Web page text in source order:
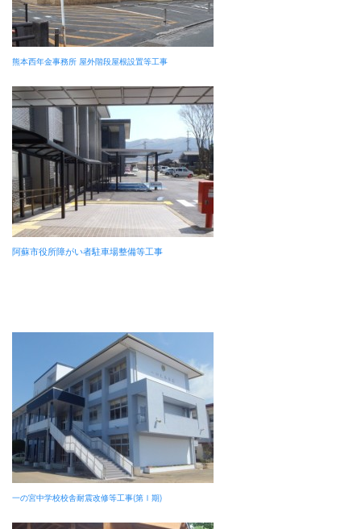
熊本西年金事務所 屋外階段屋根設置等工事
阿蘇市役所障がい者駐車場整備等工事
一の宮中学校校舎耐震改修等工事(第Ⅰ期)